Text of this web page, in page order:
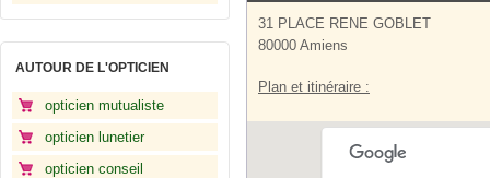
AUTOUR DE L'OPTICIEN
opticien mutualiste
opticien lunetier
opticien conseil
31 PLACE RENE GOBLET
80000 Amiens
Plan et itinéraire :